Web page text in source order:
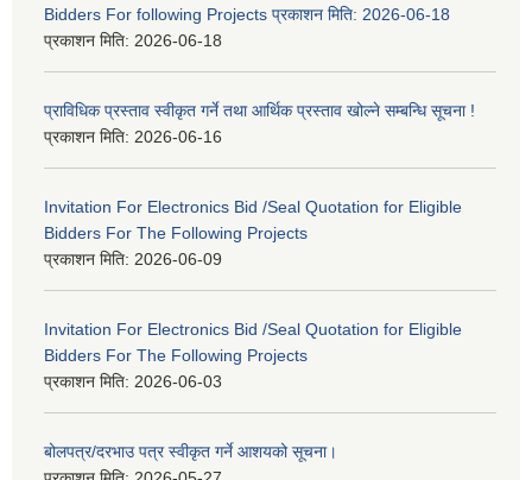
Bidders For following Projects प्रकाशन मिति: 2026-06-18
प्रकाशन मिति: 2026-06-18
प्राविधिक प्रस्ताव स्वीकृत गर्ने तथा आर्थिक प्रस्ताव खोल्ने सम्बन्धि सूचना !
प्रकाशन मिति: 2026-06-16
Invitation For Electronics Bid /Seal Quotation for Eligible
Bidders For The Following Projects
प्रकाशन मिति: 2026-06-09
Invitation For Electronics Bid /Seal Quotation for Eligible
Bidders For The Following Projects
प्रकाशन मिति: 2026-06-03
बोलपत्र/दरभाउ पत्र स्वीकृत गर्ने आशयको सूचना।